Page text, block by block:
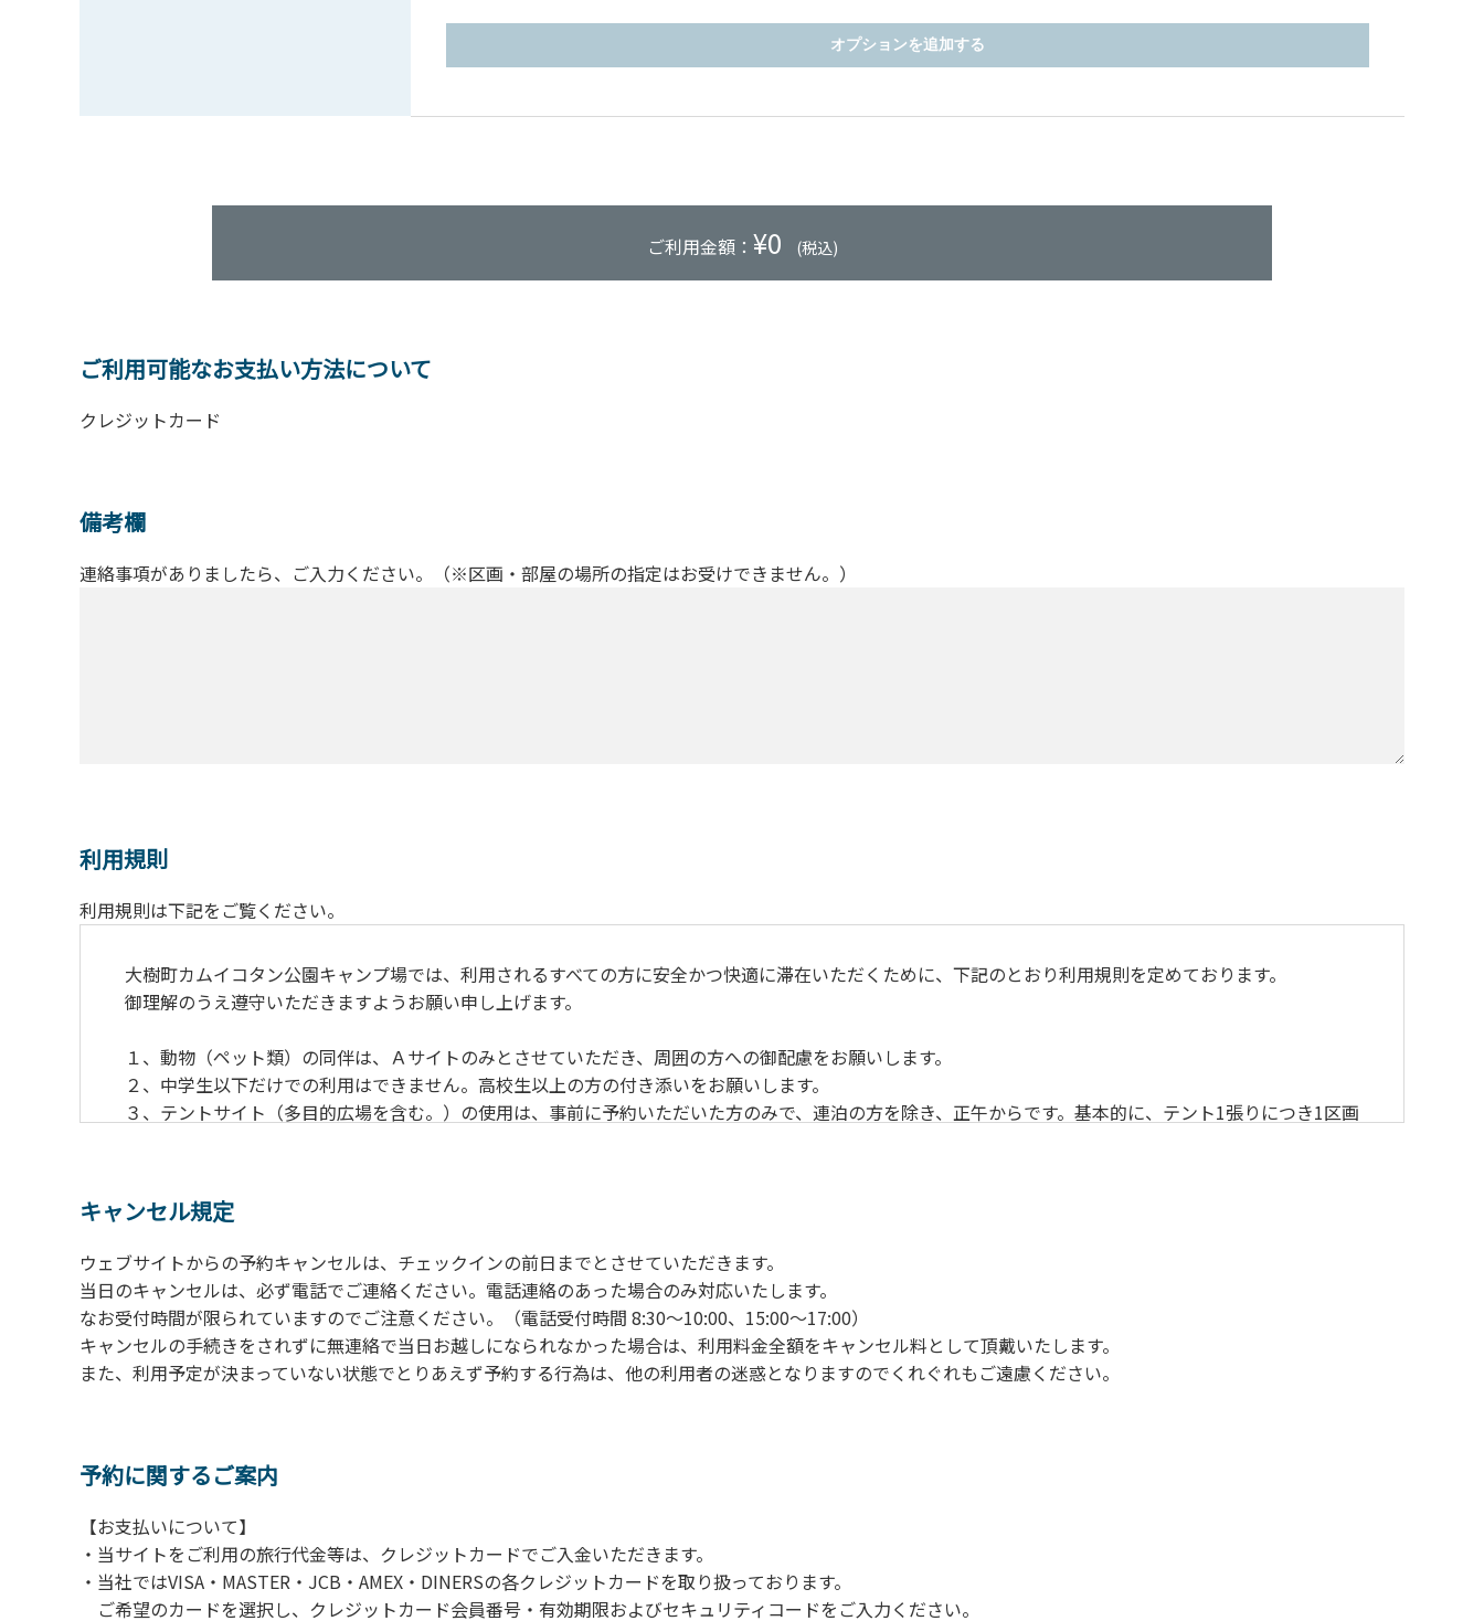
オプションを追加する
ご利用金額： ¥0 (税込)
ご利用可能なお支払い方法について
クレジットカード
備考欄
連絡事項がありましたら、ご入力ください。（※区画・部屋の場所の指定はお受けできません。）
利用規則
利用規則は下記をご覧ください。
大樹町カムイコタン公園キャンプ場では、利用されるすべての方に安全かつ快適に滞在いただくために、下記のとおり利用規則を定めております。
御理解のうえ遵守いただきますようお願い申し上げます。
１、動物（ペット類）の同伴は、Ａサイトのみとさせていただき、周囲の方への御配慮をお願いします。
２、中学生以下だけでの利用はできません。高校生以上の方の付き添いをお願いします。
３、テントサイト（多目的広場を含む。）の使用は、事前に予約いただいた方のみで、連泊の方を除き、正午からです。基本的に、テント1張りにつき1区画
４、車両は、荷物の積み下ろし時以外は、駐車場にとめてください。
５、チェックアウトは、午前10時まで（日帰り使用の場合は午後5時まで）です。チェックインの手続きを行っていない方や使用人数が増えた場合は、必ず
手続きを行ってください。
６、ゴミは分別されたもののみ回収します。午前8時30分から午前10時までの間にゴミステーションに出してください。日帰り使用の方及び午前７時30分前
にチェックアウトする方は、お持ち帰りをお願いします。
【禁止事項】
カラオケ、発電機、地面での直火による焚き火、キャンプファイヤー、打ち上げ式花火、テントサウナの設置
当キャンプ場のそばを流れる歴舟川は、上流で雨が降ると短時間で増水し、川原で遊んでいると大変危険な状態になりやすく、過去にも増水により人が流
（１）川原にテントやタープを張らない。
（２）雨が降ったときは川原で遊ばない。
（３）カムイコタン公園キャンプ場で雨が降らなくても、上流で雨が降り急に増水することがあるので、水の濁りに注意し、濁り始めたときには直ちに川原
での遊びを中止する。
キャンセル規定
ウェブサイトからの予約キャンセルは、チェックインの前日までとさせていただきます。
当日のキャンセルは、必ず電話でご連絡ください。電話連絡のあった場合のみ対応いたします。
なお受付時間が限られていますのでご注意ください。（電話受付時間 8:30～10:00、15:00～17:00）
キャンセルの手続きをされずに無連絡で当日お越しになられなかった場合は、利用料金全額をキャンセル料として頂戴いたします。
また、利用予定が決まっていない状態でとりあえず予約する行為は、他の利用者の迷惑となりますのでくれぐれもご遠慮ください。
予約に関するご案内
【お支払いについて】
・当サイトをご利用の旅行代金等は、クレジットカードでご入金いただきます。
・当社ではVISA・MASTER・JCB・AMEX・DINERSの各クレジットカードを取り扱っております。
ご希望のカードを選択し、クレジットカード会員番号・有効期限およびセキュリティコードをご入力ください。